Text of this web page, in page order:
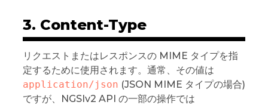
3. Content-Type
リクエストまたはレスポンスの MIME タイプを指
定するために使用されます。通常、その値は
application/json (JSON MIME タイプの場合)
ですが、NGSIv2 API の一部の操作では